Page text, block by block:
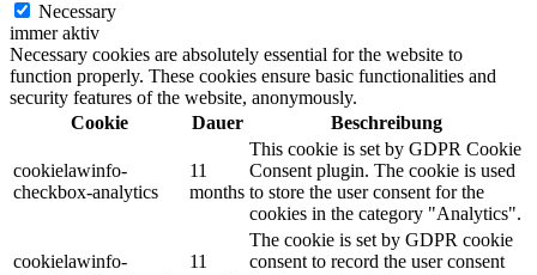
Necessary
immer aktiv
Necessary cookies are absolutely essential for the website to
function properly. These cookies ensure basic functionalities and
security features of the website, anonymously.
Cookie
Dauer Beschreibung
cookielawinfo-
checkbox-analytics
11
months
This cookie is set by GDPR Cookie
Consent plugin. The cookie is used
to store the user consent for the
cookies in the category "Analytics".
cookielawinfo-
11
The cookie is set by GDPR cookie
consent to record the user consent